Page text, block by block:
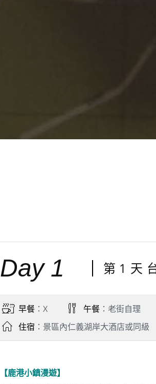
Day 1 第 1 天
早餐：X 午餐：老街自理
住宿 ：景區內仁義湖岸大酒店或同級
【鹿港小鎮漫遊】